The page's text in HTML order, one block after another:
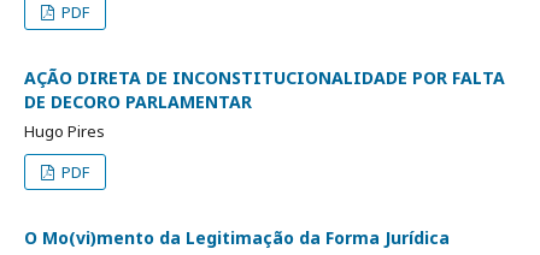
PDF
AÇÃO DIRETA DE INCONSTITUCIONALIDADE POR FALTA
DE DECORO PARLAMENTAR
Hugo Pires
PDF
O Mo(vi)mento da Legitimação da Forma Jurídica